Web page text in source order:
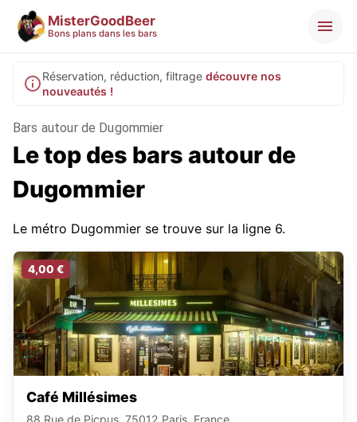
MisterGoodBeer
Bons plans dans les bars
Réservation, réduction, filtrage découvre nos
nouveautés !
Bars autour de Dugommier
Le top des bars autour de
Dugommier
Le métro Dugommier se trouve sur la ligne 6.
4,00 €
Café Millésimes
88 Rue de Picpus, 75012 Paris, France